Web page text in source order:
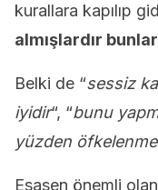
kurallara kapılıp
almışlardır
Belki de “sessiz
iyidir“, “bunu
yüzden
Esasen önemli